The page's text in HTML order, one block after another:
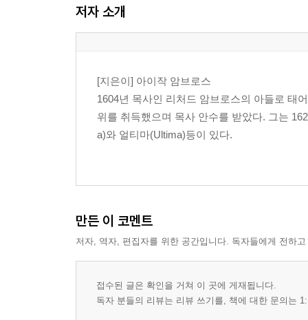
저자 소개
[지은이] 아이작 암브로스
1604년 목사인 리처드 암브로스의 아들로 태
위를 취득했으며 목사 안수를 받았다. 그는
a)와 얼티마(Ultima)등이 있다.
만든 이 코멘트
저자, 역자, 편집자를 위한 공간입니다. 독자들에게 전하
접수된 글은 확인을 거쳐 이 곳에 게재됩니다.
독자 분들의 리뷰는 리뷰 쓰기를, 책에 대한 문의는